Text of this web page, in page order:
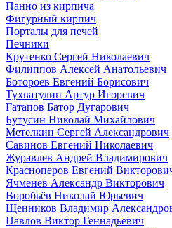
Панно из кирпича
Фигурный кирпич
Порталы для печей
Печники
Крутенко Сергей Николаевич
Филиппов Алексей Анатольевич
Ботороев Евгений Борисович
Тухватулин Артур Игоревич
Гатапов Батор Дугарович
Бутусин Николай Михайлович
Метелкин Сергей Александрович
Савинов Евгений Николаевич
Журавлев Андрей Владимирович
Красноперов Евгений
Ячменёв Александр Викторович
Воробьёв Николай Юрьевич
Щенников Владимир
Павлов Виктор Геннадьевич